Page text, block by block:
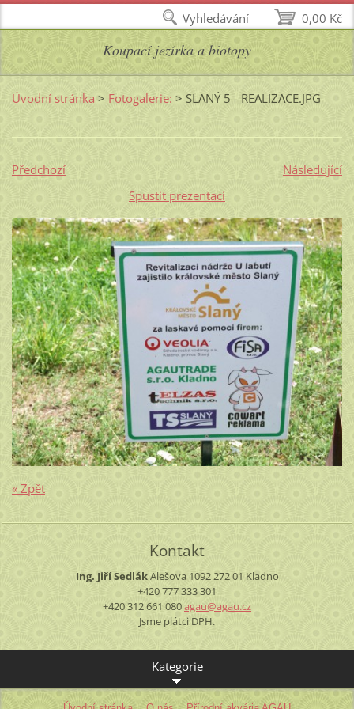
Koupací jezírka a biotopy
Úvodní stránka > Fotogalerie: > SLANÝ 5 - REALIZACE.JPG
Předchozí
Následující
Spustit prezentaci
« Zpět
Kontakt
Ing. Jiří SedlákAlešova 1092272 01 Kladno
+420 777 333 301
+420 312 661 080agau@agau.cz
Jsme plátci DPH.
Kategorie
0,00 Kč
Vyhledávání